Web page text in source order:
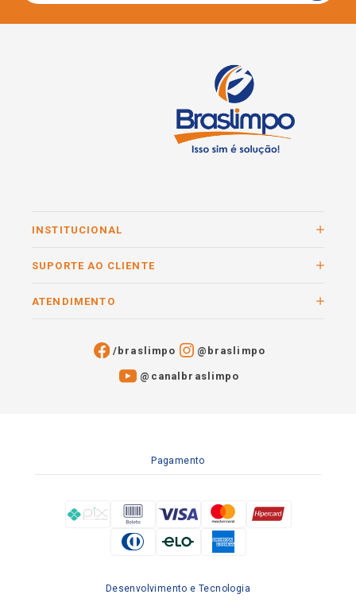
INSTITUCIONAL
SUPORTE AO CLIENTE
ATENDIMENTO
/braslimpo @braslimpo
@canalbraslimpo​
Pagamento
Desenvolvimento e Tecnologia